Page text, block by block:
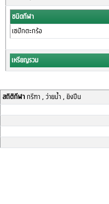
ชนิดกีฬา
เซปักตะกร้อ
เหรียญรวม
สถิติกีฬากรีฑา , ว่ายน้ำ , ยิงปืน